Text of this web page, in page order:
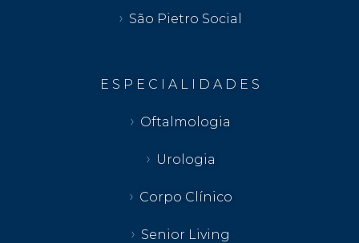
São Pietro Social
E S P E C I A L I D A D E S
Oftalmologia
Urologia
Corpo Clínico
Senior Living